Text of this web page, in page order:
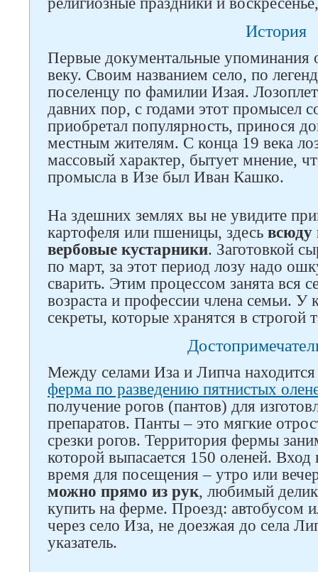
История
Первые документальные упоминания
веку. Своим названием село, по
поселенцу по фамилии Изая.
давних пор, с годами этот промысел
приобретал популярность, принося
местным жителям. С конца 19 века
массовый характер, бытует мнение,
промысла в Изе был Иван Кашко.
На здешних землях вы не увидите
картофеля или пшеницы, здесь всюду
вербовые кустарники. Заготовкой
по март, за этот период лозу надо
сварить. Этим процессом занята вся
возраста и профессии члена семьи. У
секреты, которые хранятся в строгой
Между селами Иза и Липча находится
ферма по разведению пятнистых
получение рогов (пантов) для
препаратов. Панты – это мягкие
срезки рогов. Территория фермы
которой выпасается 150 оленей.
время для посещения – утро или
можно прямо из рук, любимый
купить на ферме. Проезд: автобусом
через село Иза, не доезжая до села
указатель.
Следите за нами в соцсетях